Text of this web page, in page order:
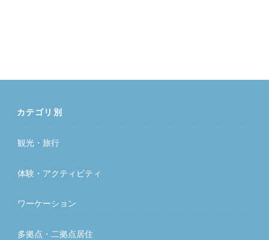
カテゴリ別
観光・旅行
体験・アクティビティ
ワーケーション
多拠点・二拠点居住